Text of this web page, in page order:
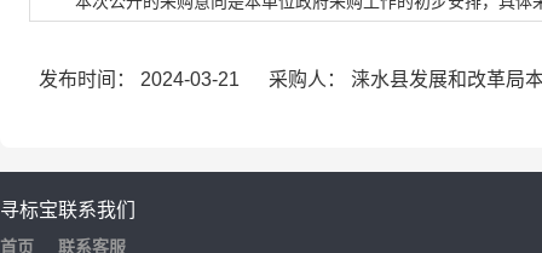
发布时间： 2024-03-21 采购人： 涞水县发展和改革局
寻标宝
首页
联系我们
联系客服